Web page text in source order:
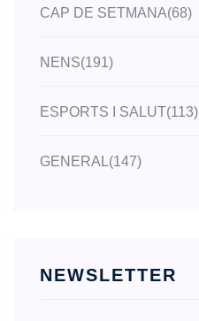
CAP DE SETMANA(68)
NENS(191)
ESPORTS I SALUT(113)
GENERAL(147)
NEWSLETTER